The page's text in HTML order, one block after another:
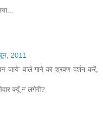
2011
जाये’ वाले गाने का श्रवण-दर्शन करें,
क्यूँ न लगेगी?